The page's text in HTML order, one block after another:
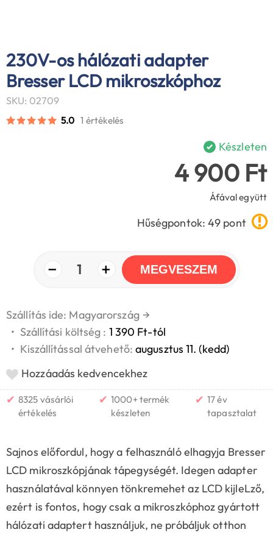
230V-os hálózati adapter
Bresser LCD mikroszkóphoz
SKU: 02709
5.0 1 értékelés
Készleten
4 900 Ft
Áfával együtt
Hűségpontok: 49 pont
− 1 + MEGVESZEM
Szállítás ide: Magyarország →
• Szállítási költség : 1 390 Ft-tól
• Kiszállítással átvehető:augusztus 11. (kedd)
Hozzáadás kedvencekhez
✔ 8325 vásárlói
értékelés
✔ 1000+ termék
készleten
✔ 17 év
tapasztalat
Sajnos előfordul, hogy a felhasználó elhagyja Bresser
LCD mikroszkópjának tápegységét. Idegen adapter
használatával könnyen tönkremehet az LCD kijleLző,
ezért is fontos, hogy csak a mikroszkóphoz gyártott
hálózati adaptert használjuk, ne próbáljuk otthon